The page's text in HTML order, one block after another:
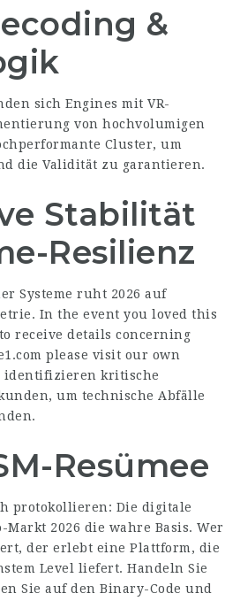
&
sich Engines mit VR-
von hochvolumigen
Cluster, um
die Validität zu garantieren.
Stabilität
Resilienz
Systeme ruht 2026 auf
In the event you loved this
receive details concerning
please visit our own
identifizieren kritische
um technische Abfälle
Resümee
protokollieren: Die digitale
2026 die wahre Basis. Wer
der erlebt eine Plattform, die
Level liefert. Handeln Sie
Sie auf den Binary-Code und